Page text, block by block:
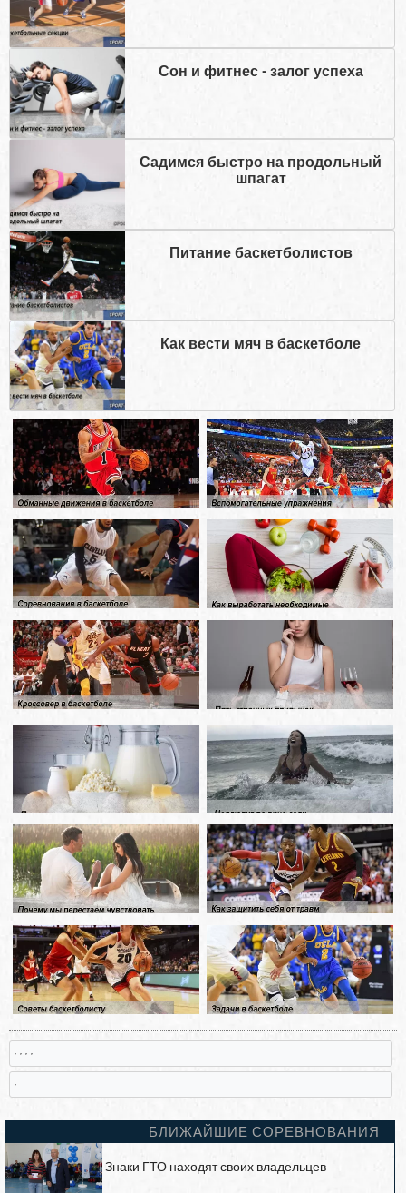
Сон и фитнес - залог успеха
Садимся быстро на продольный
шпагат
Питание баскетболистов
Как вести мяч в баскетболе
БЛИЖАЙШИЕ СОРЕВНОВАНИЯ
Знаки ГТО находят своих владельцев